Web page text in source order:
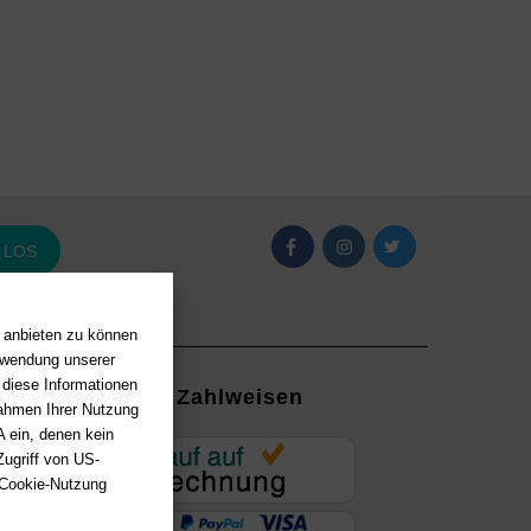
zu können
unserer
Informationen
Ihrer Nutzung
ein, denen kein
von US-
Nutzung
LOS
mit
Zahlweisen